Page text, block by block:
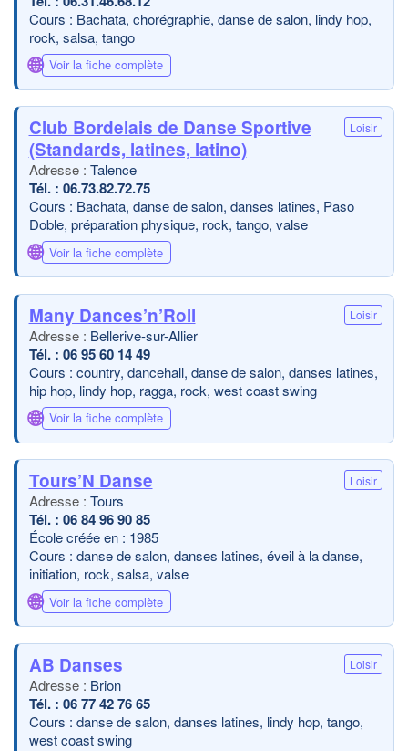
Cours : Bachata, chorégraphie, danse de salon, lindy hop,
rock, salsa, tango
🌐 Voir la fiche complète
Club Bordelais de Danse Sportive
(Standards, latines, latino)
Loisir
Talence
06.73.82.72.75
Cours : Bachata, danse de salon, danses latines, Paso
Doble, préparation physique, rock, tango, valse
🌐 Voir la fiche complète
Many Dances’n’Roll Loisir
Bellerive-sur-Allier
06 95 60 14 49
Cours : country, dancehall, danse de salon, danses latines,
hip hop, lindy hop, ragga, rock, west coast swing
🌐 Voir la fiche complète
Tours’N Danse Loisir
Tours
06 84 96 90 85
École créée en : 1985
Cours : danse de salon, danses latines, éveil à la danse,
initiation, rock, salsa, valse
🌐 Voir la fiche complète
AB Danses Loisir
Brion
06 77 42 76 65
Cours : danse de salon, danses latines, lindy hop, tango,
west coast swing